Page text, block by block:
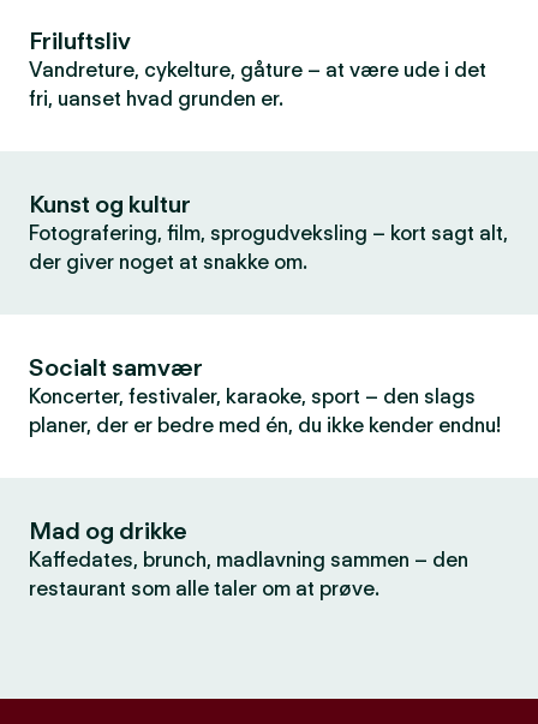
Friluftsliv
Vandreture, cykelture, gåture – at være ude i det
fri, uanset hvad grunden er.
Kunst og kultur
Fotografering, film, sprogudveksling – kort sagt alt,
der giver noget at snakke om.
Socialt samvær
Koncerter, festivaler, karaoke, sport – den slags
planer, der er bedre med én, du ikke kender endnu!
Mad og drikke
Kaffedates, brunch, madlavning sammen – den
restaurant som alle taler om at prøve.